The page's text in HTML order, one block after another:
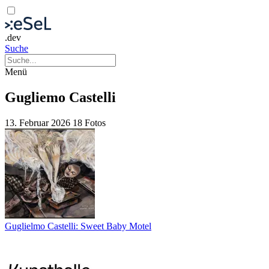
.dev
Suche
Menü
Gugliemo Castelli
13. Februar 2026 18 Fotos
Guglielmo Castelli: Sweet Baby Motel